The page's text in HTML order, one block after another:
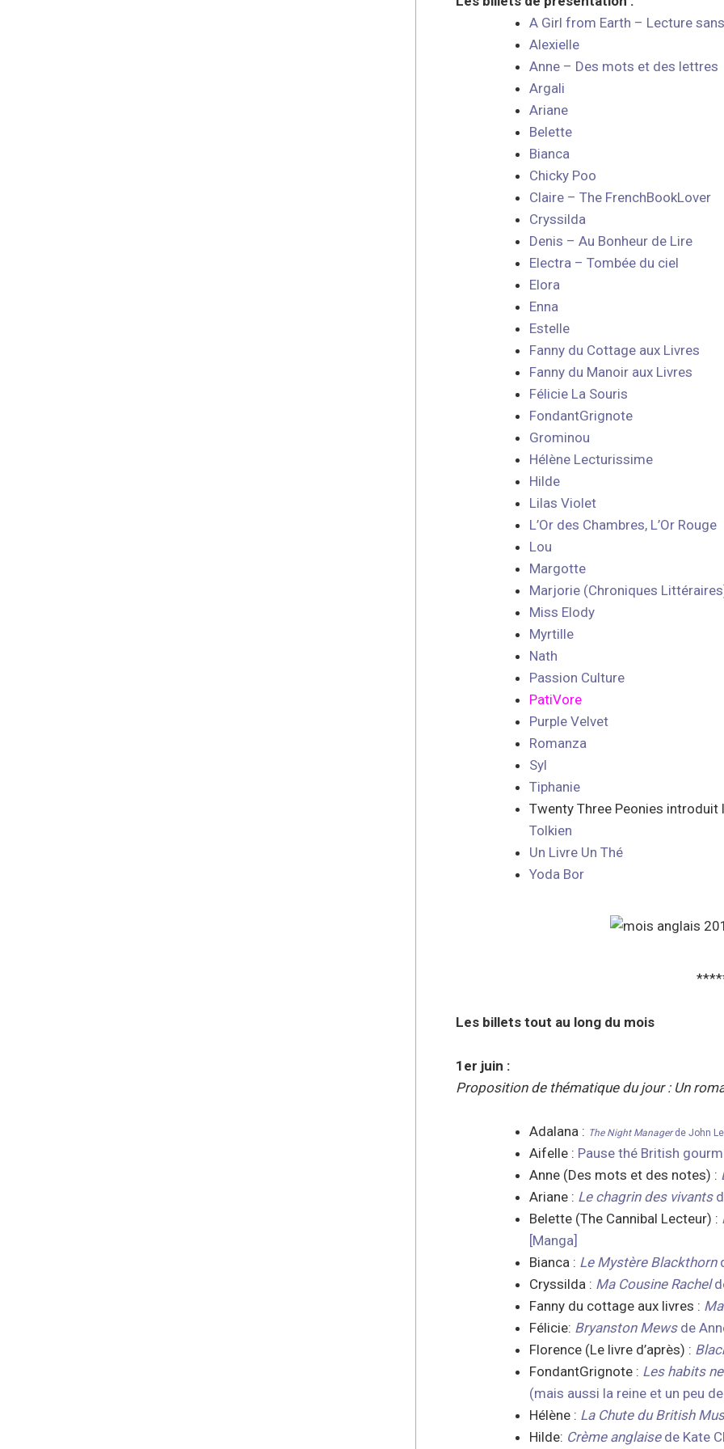
A Girl from Earth – Lecture
Alexielle
Anne – Des mots et des lettres
Argali
Ariane
Belette
Bianca
Chicky Poo
Claire – The FrenchBookLover
Cryssilda
Denis – Au Bonheur de Lire
Electra – Tombée du ciel
Elora
Enna
Estelle
Fanny du Cottage aux Livres
Fanny du Manoir aux Livres
Félicie La Souris
FondantGrignote
Grominou
Hélène Lecturissime
Hilde
Lilas Violet
L’Or des Chambres, L’Or Rouge
Lou
Margotte
Marjorie (Chroniques
Miss Elody
Myrtille
Nath
Passion Culture
PatiVore
Purple Velvet
Romanza
Syl
Tiphanie
Twenty Three Peonies
Tolkien
Un Livre Un Thé
Yoda Bor
Les billets tout au long du mois
1er juin :
Proposition de thématique du jour : Un
Adalana : The Night Managerde John
Aifelle : Pause thé British
Anne (Des mots et des notes) :
Ariane : Le chagrin des vivants
Belette (The Cannibal Lecteur) :
[Manga]
Bianca : Le Mystère Blackthorn
Cryssilda : Ma Cousine Rachel
Fanny du cottage aux livres :
Félicie: Bryanston Mewsde
Florence (Le livre d’après) :
FondantGrignote : Les habits
(mais aussi la reine et un peu
Hélène : La Chute du British
Hilde: Crème anglaisede Kate